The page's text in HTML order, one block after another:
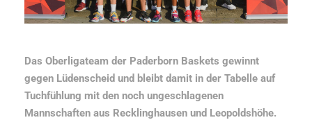
Das Oberligateam der Paderborn Baskets gewinnt
gegen Lüdenscheid und bleibt damit in der Tabelle auf
Tuchfühlung mit den noch ungeschlagenen
Mannschaften aus Recklinghausen und Leopoldshöhe.